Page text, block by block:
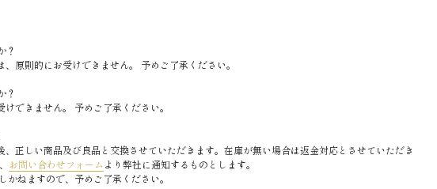
？
原則的にお受けできません。 予めご了承ください。
？
できません。 予めご了承ください。
正しい商品及び良品と交換させていただきます。在庫が無い場合は返金対応とさせていただき
お問い合わせフォーム より弊社に通知するものとします。
ねますので、予めご了承ください。